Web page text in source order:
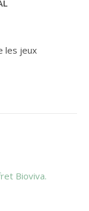
les jeux
Bioviva.